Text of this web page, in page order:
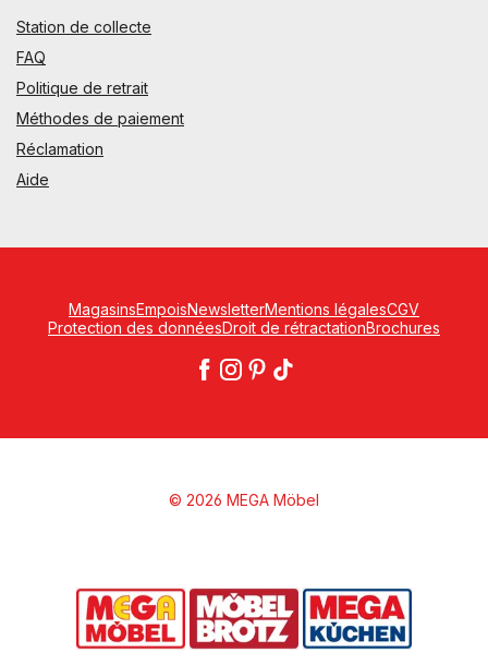
Station de collecte
FAQ
Politique de retrait
Méthodes de paiement
Réclamation
Aide
MagasinsEmpoisNewsletterMentions légalesCGV
Protection des donnéesDroit de rétractationBrochures
© 2026 MEGA Möbel